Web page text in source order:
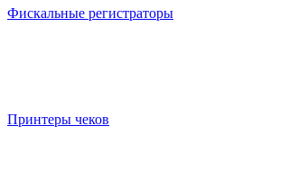
Фискальные регистраторы
Принтеры чеков